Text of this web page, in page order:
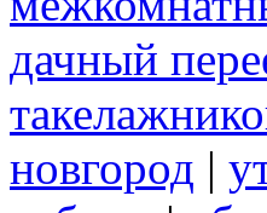
дачный
новгород |